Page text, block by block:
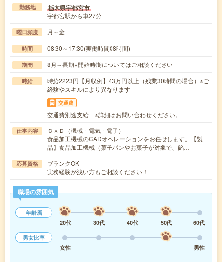
勤務地 栃木県宇都宮市
宇都宮駅から車27分
曜日頻度 月～金
時間 08:30～17:30(実働時間08時間)
期間 8月～長期※開始時期についてはご相談ください
時給
時給2223円【月収例】43万円以上（残業30時間の場合）※ご
経験やスキルにより異なります
交通費
交通費別途支給 ※詳細はお問い合わせください。
仕事内容
ＣＡＤ（機械・電気・電子）
食品加工機械のCADオペレーションをお任せします。【製
品】食品加工機械（菓子パンやお菓子が対象で、餡…
応募資格
ブランクOK
実務経験が浅い方もご相談ください！
職場の雰囲気
年齢層
20代
30代 40代 50代
60代
男女比率
女性
男性